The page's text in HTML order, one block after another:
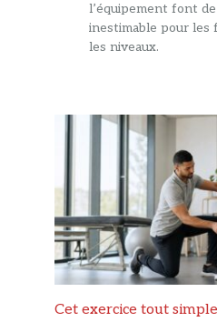
l’équipement font
inestimable pour les
les niveaux.
Cet exercice tout